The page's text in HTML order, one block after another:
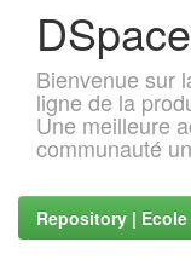
Bienvenue sur
ligne de la
Une meilleure
communauté
Repository |